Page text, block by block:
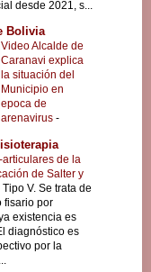
desde 2021, s...
Bolivia
Video Alcalde de
Caranavi explica
la situación del
Municipio en
epoca de
arenavirus -
articulares de la
de Salter y
Tipo V. Se trata de
fisario por
existencia es
diagnóstico es
por la